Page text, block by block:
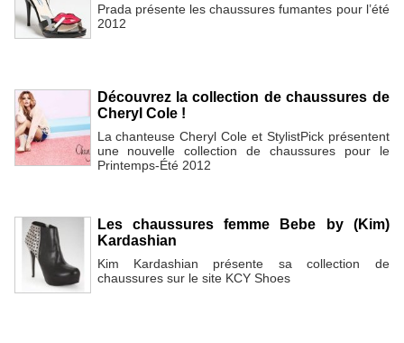
Prada présente les chaussures fumantes pour l’été
2012
Découvrez la collection de chaussures de
Cheryl Cole !
La chanteuse Cheryl Cole et StylistPick présentent
une nouvelle collection de chaussures pour le
Printemps-Été 2012
Les chaussures femme Bebe by (Kim)
Kardashian
Kim Kardashian présente sa collection de
chaussures sur le site KCY Shoes